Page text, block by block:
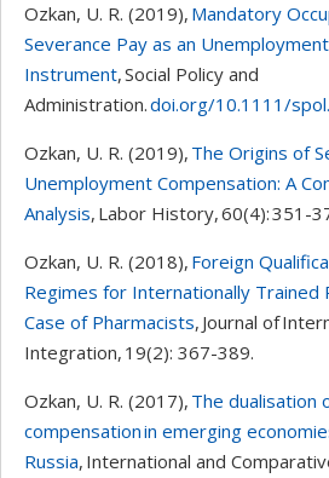
Ozkan, U. R. (2019), Mandatory
Severance Pay as an
Instrument, Social Policy and
Administration.doi.org/10.1111/
Ozkan, U. R. (2019), The Origins of
Unemployment Compensation: A
Analysis, Labor History, 60(4): 351-
Ozkan, U. R. (2018), Foreign
Regimes for Internationally Trained
Case of Pharmacists, Journal of
Integration, 19(2): 367-389.
Ozkan, U. R. (2017), The dualisation
compensation in emerging
Russia, International and